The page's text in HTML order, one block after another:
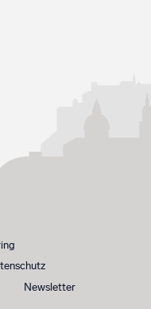
TikTok
Newsletter